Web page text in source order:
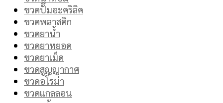
ขวดปั๊มอะคริลิค
ขวดพลาสติก
ขวดยาน้ำ
ขวดยาหยอด
ขวดยาเม็ด
ขวดสูญญากาศ
ขวดอโรม่า
ขวดแกลลอน